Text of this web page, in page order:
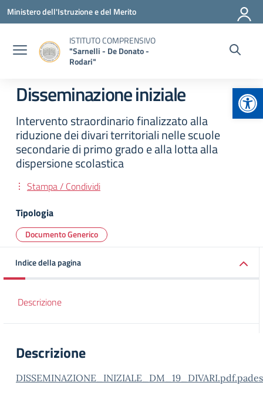
Vai ai contenuti
Vai al menu di navigazione
Vai al footer
Ministero dell'Istruzione e del Merito
ISTITUTO COMPRENSIVO
"Sarnelli - De Donato -
Rodari"
Disseminazione iniziale
Intervento straordinario finalizzato alla
riduzione dei divari territoriali nelle scuole
secondarie di primo grado e alla lotta alla
dispersione scolastica
Stampa / Condividi
Tipologia
Documento Generico
Indice della pagina
Descrizione
Descrizione
DISSEMINAZIONE_INIZIALE_DM_19_DIVARI.pdf.pades